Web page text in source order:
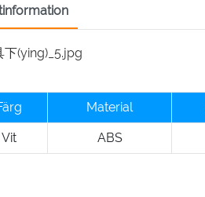
Material
Vit ABS